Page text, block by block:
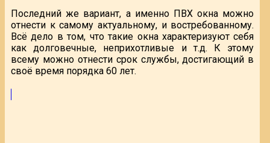
Последний же вариант, а именно ПВХ окна можно
отнести к самому актуальному, и востребованному.
Всё дело в том, что такие окна характеризуют себя
как долговечные, неприхотливые и т.д. К этому
всему можно отнести срок службы, достигающий в
своё время порядка 60 лет.